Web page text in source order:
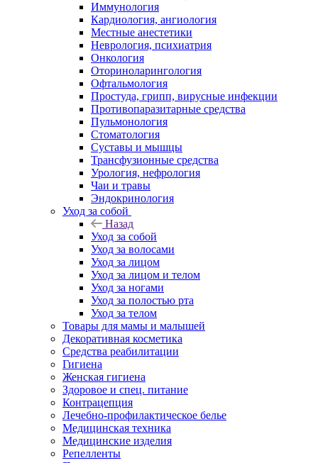
Иммунология
Кардиология, ангиология
Местные анестетики
Неврология, психиатрия
Онкология
Оториноларингология
Офтальмология
Простуда, грипп, вирусные инфекции
Противопаразитарные средства
Пульмонология
Стоматология
Суставы и мышцы
Трансфузионные средства
Урология, нефрология
Чаи и травы
Эндокринология
Уход за собой
Назад
Уход за собой
Уход за волосами
Уход за лицом
Уход за лицом и телом
Уход за ногами
Уход за полостью рта
Уход за телом
Товары для мамы и малышей
Декоративная косметика
Средства реабилитации
Гигиена
Женская гигиена
Здоровое и спец. питание
Контрацепция
Лечебно-профилактическое белье
Медицинская техника
Медицинские изделия
Репелленты